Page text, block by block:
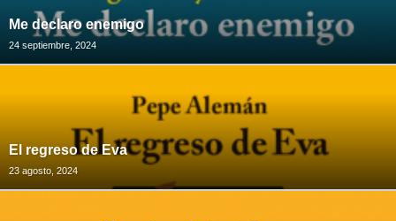
Me declaro enemigo
24 septiembre, 2024
El regreso de Eva
23 agosto, 2024